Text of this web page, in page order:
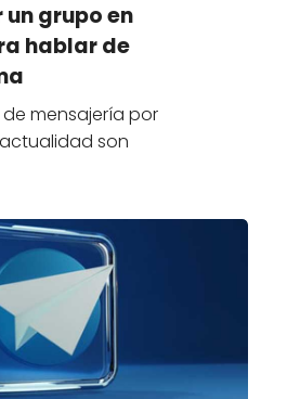
grupo en
hablar de
mensajería por
son